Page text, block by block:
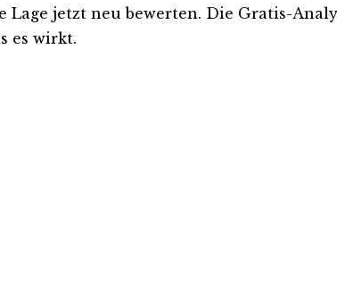
jetzt neu bewerten. Die Gratis-
es wirkt.